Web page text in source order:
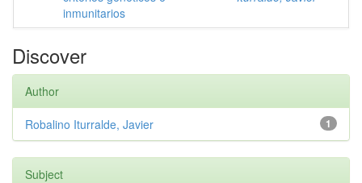
inmunitarios
Discover
Author
1
Robalino Iturralde, Javier
Subject